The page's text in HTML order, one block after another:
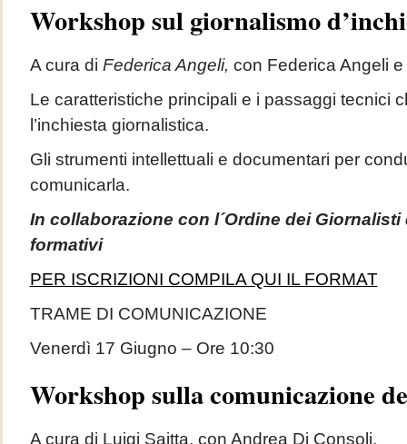
Workshop sul giornalismo
A cura di Federica Angeli, con Federica Angeli
Le caratteristiche principali e i passaggi tecnici
l’inchiesta giornalistica.
Gli strumenti intellettuali e documentari per
comunicarla.
In collaborazione con l´Ordine dei
formativi
PER ISCRIZIONI COMPILA QUI IL FORMAT
TRAME DI COMUNICAZIONE
Venerdì 17 Giugno – Ore 10:30
Workshop sulla comunicazione
A cura di Luigi Saitta, con Andrea Di Consoli.